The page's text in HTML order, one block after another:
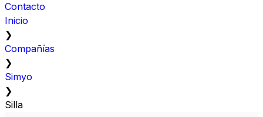
Contacto
Inicio
❯
Compañías
❯
Simyo
❯
Silla